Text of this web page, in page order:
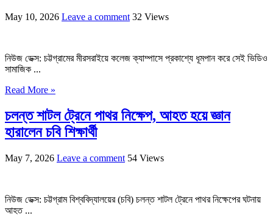
May 10, 2026 Leave a comment 32 Views
নিউজ ডেক্স: চট্টগ্রামের মীরসরাইয়ে কলেজ ক্যাম্পাসে প্রকাশ্যে ধূমপান করে সেই ভিডিও
সামাজিক ...
Read More »
চলন্ত শাটল ট্রেনে পাথর নিক্ষেপ, আহত হয়ে জ্ঞান
হারালেন চবি শিক্ষার্থী
May 7, 2026 Leave a comment 54 Views
নিউজ ডেক্স: চট্টগ্রাম বিশ্ববিদ্যালয়ের (চবি) চলন্ত শাটল ট্রেনে পাথর নিক্ষেপের ঘটনায়
আহত ...